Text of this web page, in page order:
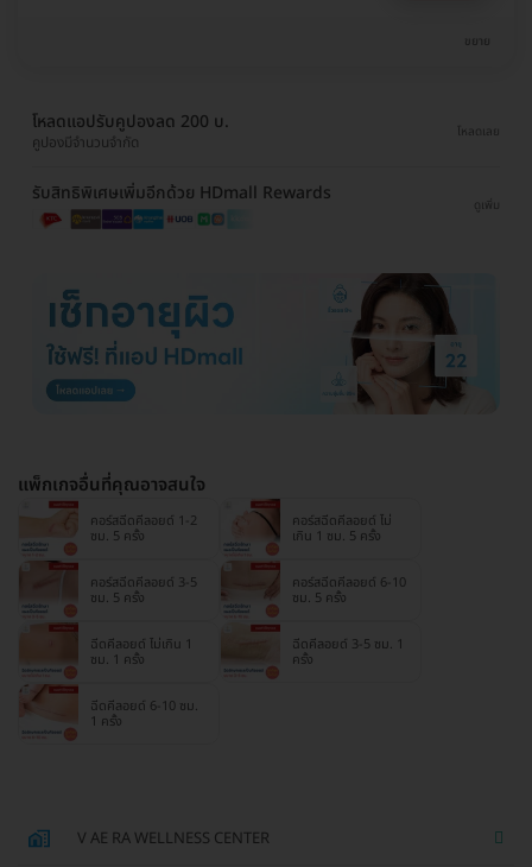
ขยาย
โหลดแอปรับคูปองลด 200 บ.
คูปองมีจำนวนจำกัด
โหลดเลย
รับสิทธิพิเศษเพิ่มอีกด้วย HDmall Rewards
ดูเพิ่ม
แพ็กเกจอื่นที่คุณอาจสนใจ
คอร์สฉีดคีลอยด์ 1-2
ซม. 5 ครั้ง
คอร์สฉีดคีลอยด์ ไม่
เกิน 1 ซม. 5 ครั้ง
คอร์สฉีดคีลอยด์ 3-5
ซม. 5 ครั้ง
คอร์สฉีดคีลอยด์ 6-10
ซม. 5 ครั้ง
ฉีดคีลอยด์ ไม่เกิน 1
ซม. 1 ครั้ง
ฉีดคีลอยด์ 3-5 ซม. 1
ครั้ง
ฉีดคีลอยด์ 6-10 ซม.
1 ครั้ง
V AE RA WELLNESS CENTER